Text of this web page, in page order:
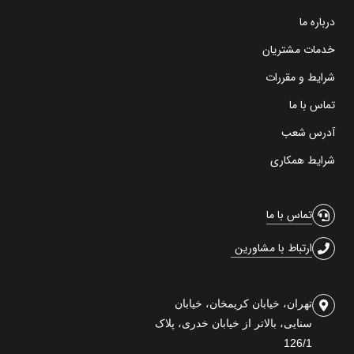
درباره ما
خدمات مشتریان
شرایط و مقررات
تماس با ما
آدرس شعب
شرایط همکاری
تماس با ما
ارتباط با مشاورین
تهران، خیابان کریمخان، خیابان
سنایی، بالاتر از خیابان خدری، پلاک
126/1